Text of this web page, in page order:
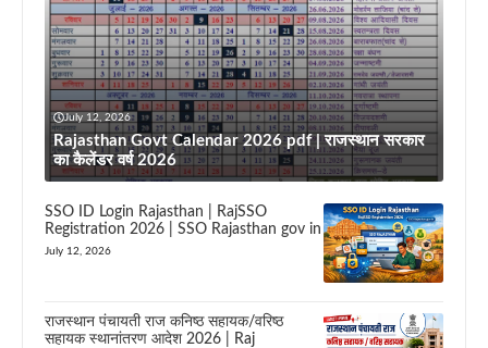
July 12, 2026
Rajasthan Govt Calendar 2026 pdf | राजस्थान सरकार
का कैलेंडर वर्ष 2026
SSO ID Login Rajasthan | RajSSO
Registration 2026 | SSO Rajasthan gov in
July 12, 2026
राजस्थान पंचायती राज कनिष्ठ सहायक/वरिष्ठ
सहायक स्थानांतरण आदेश 2026 | Raj